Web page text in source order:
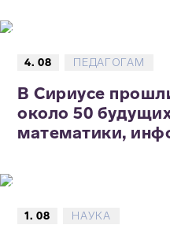
4. 08 ПЕДАГОГАМ
В Сириусе
около 50
математики,
1. 08 НАУКА